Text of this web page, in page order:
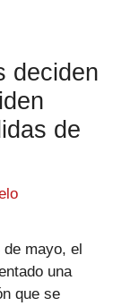
deciden
de
mayo, el
una
que se